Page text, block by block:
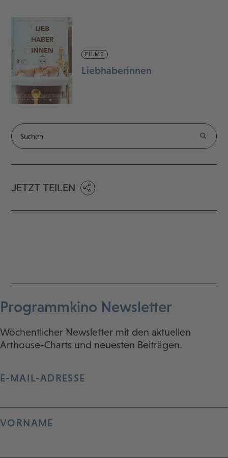
FILME
Liebhaberinnen
JETZT TEILEN
Programmkino Newsletter
Wöchentlicher Newsletter mit den aktuellen
Arthouse-Charts und neuesten Beiträgen.
E-MAIL-ADRESSE
VORNAME